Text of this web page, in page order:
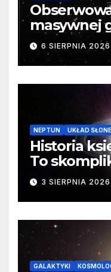
masywnej
samego
cenne dane
6 SIERPNIA 2026
NEPTUN UKŁAD
Historia
To
3 SIERPNIA 2026
GALAKTYKI